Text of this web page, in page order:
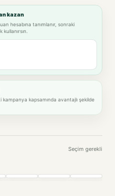
kazan
hesabına tanımlanır, sonraki
kapsamında avantajlı şekilde
Seçim gerekli